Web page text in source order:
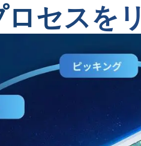
セスを